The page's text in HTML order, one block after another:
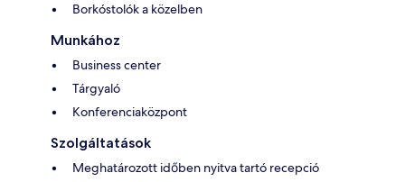
Borkóstolók a közelben
Munkához
Business center
Tárgyaló
Konferenciaközpont
Szolgáltatások
Meghatározott időben nyitva tartó recepció